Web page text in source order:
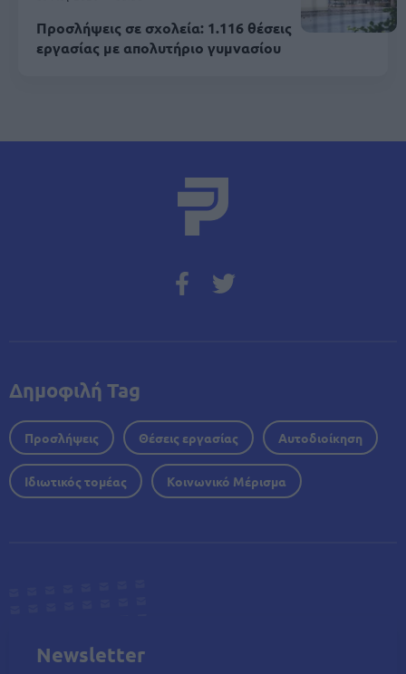
Προσλήψεις σε σχολεία: 1.116 θέσεις
εργασίας με απολυτήριο γυμνασίου
Δημοφιλή Tag
Προσλήψεις Θέσεις εργασίας Αυτοδιοίκηση
Ιδιωτικός τομέας Κοινωνικό Μέρισμα
Newsletter